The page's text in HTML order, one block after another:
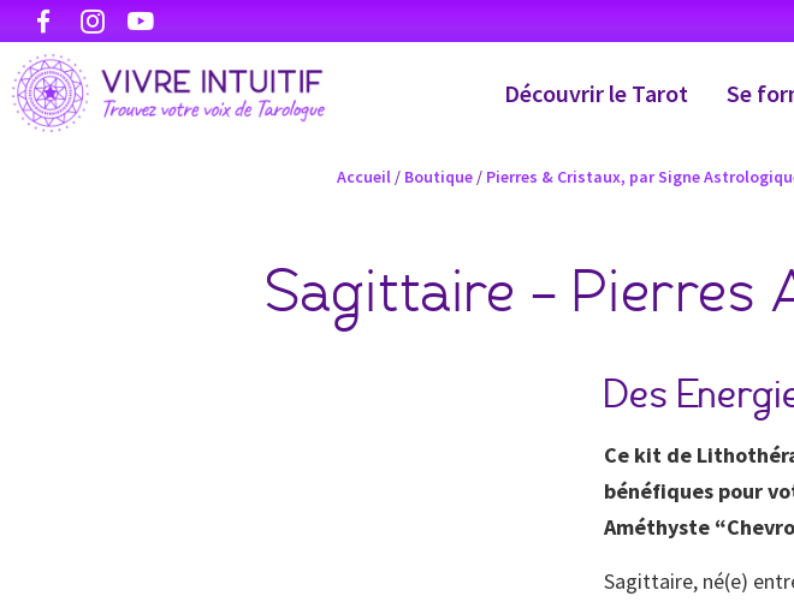
Découvrir le Tarot Se
Accueil/ Boutique/ Pierres & Cristaux, par Signe
Sagittaire – Pierres
Des
Ce kit de
bénéfiques pour
Améthyste
Sagittaire, né(e)